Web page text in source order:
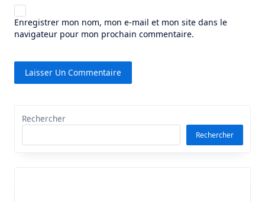
Enregistrer mon nom, mon e-mail et mon site dans le
navigateur pour mon prochain commentaire.
Rechercher
Rechercher